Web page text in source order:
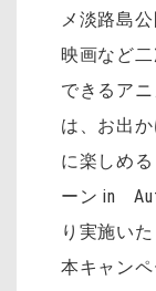
メ淡路島
映画など
できるア
は、お出
に楽しめ
ーン in
り実施いた
本キャン